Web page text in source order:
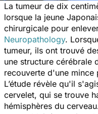
La tumeur de dix
lorsque la jeune
chirurgicale pour
Neuropathology.
tumeur, ils ont trouvé
une structure cérébrale
recouverte d'une mince
L’étude révèle qu'il
cervelet, qui se trouve
hémisphères du